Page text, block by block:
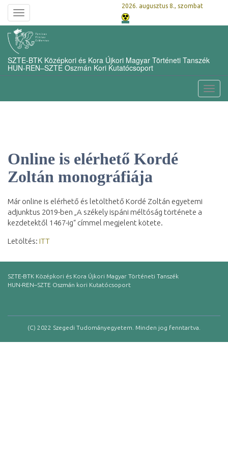
Toggle
navigation
2026. augusztus 8., szombat
SZTE-BTK Középkori és Kora Újkori Magyar Történeti Tanszék
HUN-REN–SZTE Oszmán Kori Kutatócsoport
Online is elérhető Kordé
Zoltán monográfiája
Már online is elérhető és letölthető Kordé Zoltán egyetemi
adjunktus 2019-ben „A székely ispáni méltóság története a
kezdetektől 1467-ig“ címmel megjelent kötete.
Letöltés: ITT
SZTE-BTK Középkori és Kora Újkori Magyar Történeti Tanszék
HUN-REN–SZTE Oszmán kori Kutatócsoport
(C) 2022 Szegedi Tudományegyetem. Minden jog fenntartva.